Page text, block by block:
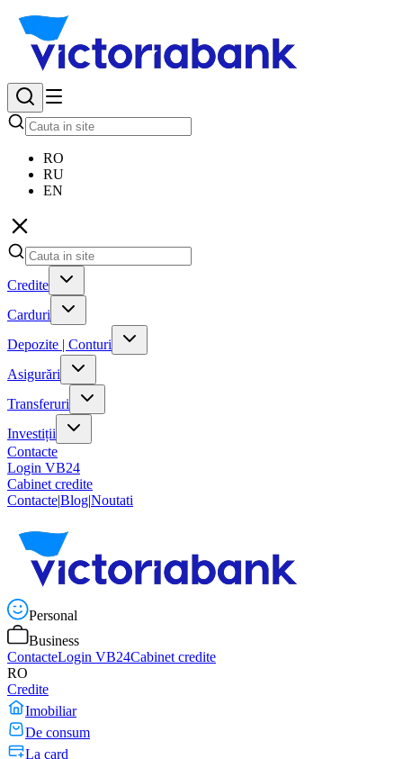
RO
RU
EN
Credite
Carduri
Depozite | Conturi
Asigurări
Transferuri
Investiții
Contacte
Login VB24
Cabinet credite
Contacte|Blog|Noutati
Personal
Business
ContacteLogin VB24Cabinet credite
RO
Credite
Imobiliar
De consum
La card